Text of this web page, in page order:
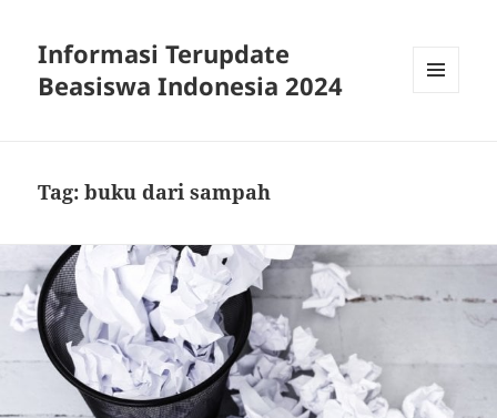
Informasi Terupdate
Beasiswa Indonesia 2024
Tag:buku dari sampah